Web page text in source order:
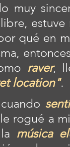
muy
estuve
qué en
raver
location".
sentí
rogué a
música